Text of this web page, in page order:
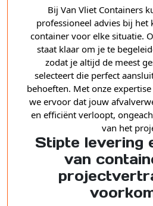
Bij Van Vliet Containers
professioneel advies bij het
container voor elke situatie.
staat klaar om je te
zodat je altijd de meest
selecteert die perfect
behoeften. Met onze
we ervoor dat jouw
en efficiënt verloopt,
van het
Stipte levering
van